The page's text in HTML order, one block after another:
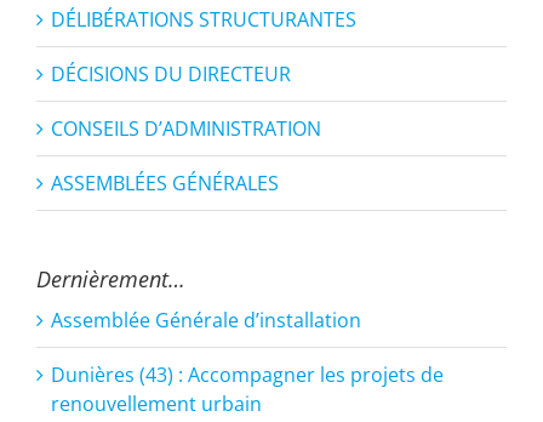
DÉLIBÉRATIONS STRUCTURANTES
DÉCISIONS DU DIRECTEUR
CONSEILS D’ADMINISTRATION
ASSEMBLÉES GÉNÉRALES
Dernièrement…
Assemblée Générale d’installation
Dunières (43) : Accompagner les projets de
renouvellement urbain